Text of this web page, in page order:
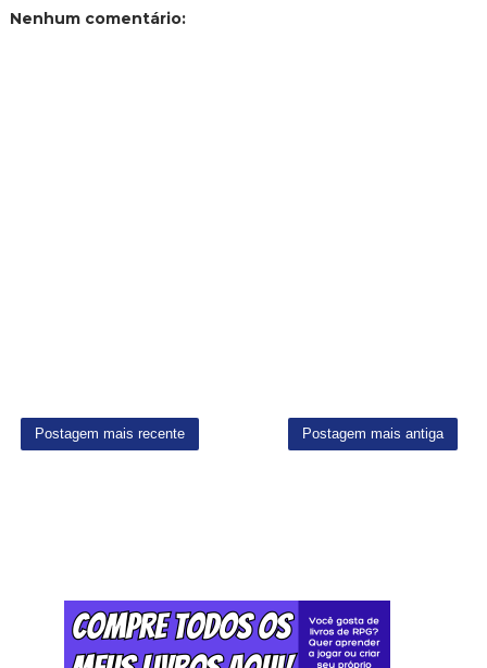
Nenhum comentário:
Postagem mais recente Postagem mais antiga